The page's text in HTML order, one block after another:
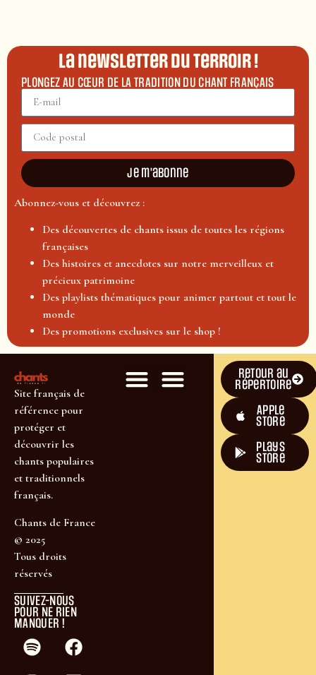
La newsletter du terroir !
PLONGEZ AU CŒUR DE LA TRADITION DU CHANT FRANÇAIS
Je m'abonne
Abonnez-vous et découvrez :
Des découvertes de chants issus de toutes les régions
françaises
Des histoires et anecdotes sur notre merveilleux et
précieux patrimoine
Des playlists thématiques pour animer partout et tout le
monde
Des promotions exclusives sur le shop !
Site français de
référence pour
protéger et
découvrir les
chants populaires
et traditionnels
français.
Chants de France
© 2025
Tous droits
réservés
SUIVEZ-NOUS
POUR NE RIEN
MANQUER !
Retour au
répertoire
Apple
Store
plays
store